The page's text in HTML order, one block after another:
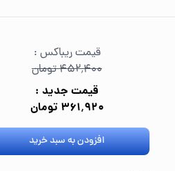
قیمت ریباکس :
۴۵۲٬۴۰۰ تومان
قیمت جدید :
۳۶۱٬۹۲۰ تومان
افزودن به سبد خرید